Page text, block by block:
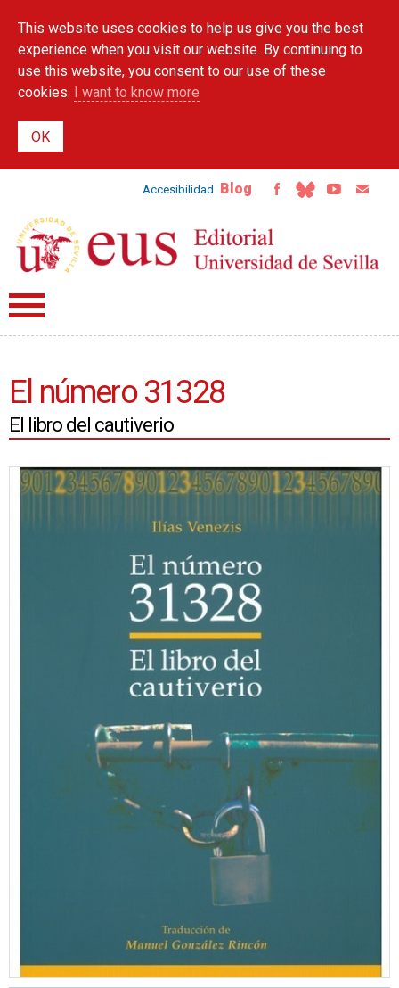
main
content
This website uses cookies to help us give you the best
experience when you visit our website. By continuing to
use this website, you consent to our use of these
cookies. I want to know more
Accesibilidad Blog
El número 31328
El libro del cautiverio